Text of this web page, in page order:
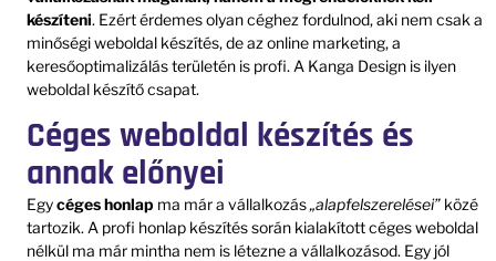
készíteni. Ezért érdemes olyan céghez fordulnod, aki nem csak a
minőségi weboldal készítés, de az online marketing, a
keresőoptimalizálás területén is profi. A Kanga Design is ilyen
weboldal készítő csapat.
Céges weboldal készítés és
annak előnyei
Egycéges honlap ma már a vállalkozás„alapfelszerelései” közé
tartozik. A profi honlap készítés során kialakított céges weboldal
nélkül ma már mintha nem is létezne a vállalkozásod. Egy jól